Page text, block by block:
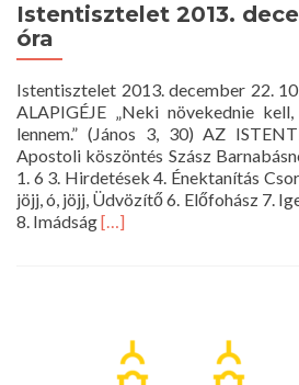
Istentisztelet 2013.
óra
Istentisztelet 2013. december 22.
ALAPIGÉJE „Neki növekednie
lennem.” (János 3, 30) AZ
Apostoli köszöntés Szász
1. 6 3. Hirdetések 4. Énektanítás
jöjj, ó, jöjj, Üdvözítő 6. Előfohász 7.
8. ImádságRead
22.
10
[…]